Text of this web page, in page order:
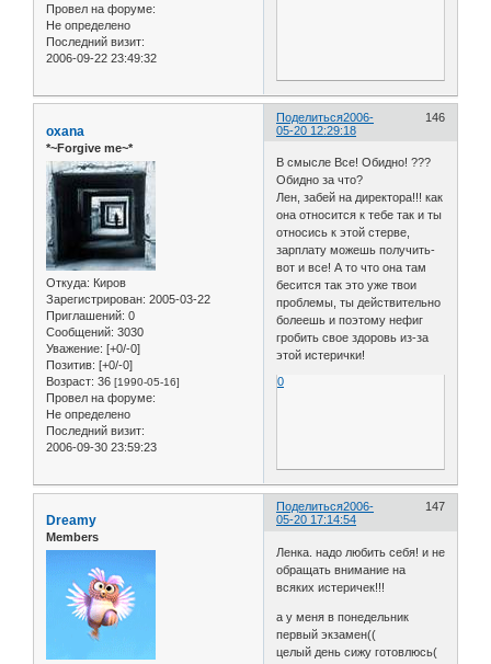
Провел на форуме:
Не определено
Последний визит:
2006-09-22 23:49:32
Поделиться 146
2006-
05-20 12:29:18
oxana
*~Forgive me~*
Откуда: Киров
Зарегистрирован: 2005-03-22
Приглашений: 0
Сообщений: 3030
Уважение: [+0/-0]
Позитив: [+0/-0]
Возраст: 36 [1990-05-16]
Провел на форуме:
Не определено
Последний визит:
2006-09-30 23:59:23
В смысле Все! Обидно! ???
Обидно за что?
Лен, забей на директора!!! как
она относится к тебе так и ты
относись к этой стерве,
зарплату можешь получить-
вот и все! А то что она там
бесится так это уже твои
проблемы, ты действительно
болеешь и поэтому нефиг
гробить свое здоровь из-за
этой истерички!
0
Поделиться 147
2006-
05-20 17:14:54
Dreamy
Members
Ленка. надо любить себя! и не
обращать внимание на
всяких истеричек!!!
а у меня в понедельник
первый экзамен((
целый день сижу готовлюсь(